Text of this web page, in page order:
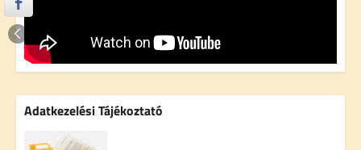
Adatkezelési Tájékoztató